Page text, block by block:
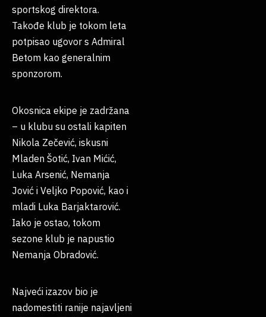
sportskog direktora.
Takođe klub je tokom leta
potpisao ugovor s Admiral
Betom kao generalnim
sponzorom.
Okosnica ekipe je zadržana
– u klubu su ostali kapiten
Nikola Zečević, iskusni
Mladen Šotić, Ivan Mićić,
Luka Arsenić, Nemanja
Jović i Veljko Popović, kao i
mladi Luka Barjaktarović.
Iako je ostao, tokom
sezone klub je napustio
Nemanja Obradović.
Najveći izazov bio je
nadomestiti ranije najavljeni